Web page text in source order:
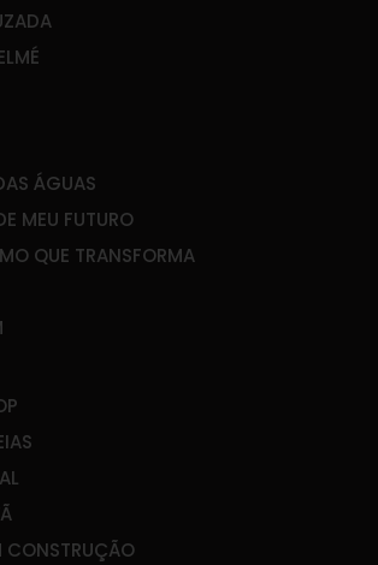
ÁGUAS
MEU FUTURO
QUE TRANSFORMA
CONSTRUÇÃO